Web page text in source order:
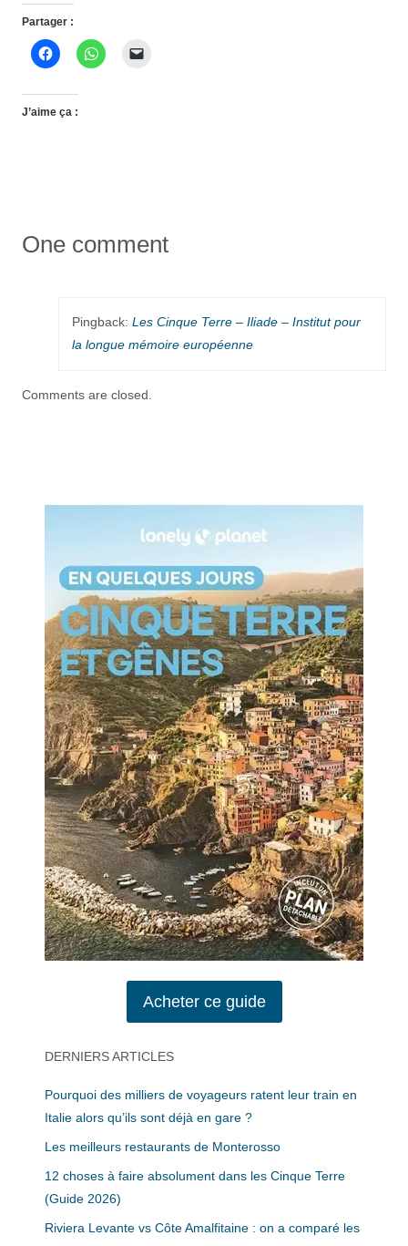
Partager :
J’aime ça :
One comment
Pingback:Les Cinque Terre – Iliade – Institut pour
la longue mémoire européenne
Comments are closed.
Acheter ce guide
DERNIERS ARTICLES
Pourquoi des milliers de voyageurs ratent leur train en
Italie alors qu’ils sont déjà en gare ?
Les meilleurs restaurants de Monterosso
12 choses à faire absolument dans les Cinque Terre
(Guide 2026)
Riviera Levante vs Côte Amalfitaine : on a comparé les